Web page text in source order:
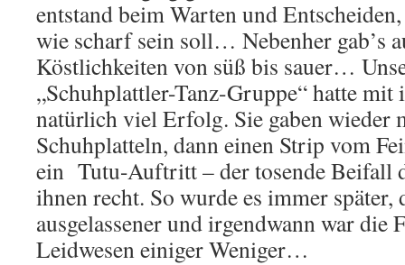
entstand beim Warten und
wie scharf sein soll… Nebenher gab’s
Köstlichkeiten von süß bis sauer…
„Schuhplattler-Tanz-Gruppe“ hatte mit
natürlich viel Erfolg. Sie gaben wieder
Schuhplatteln, dann einen Strip vom
ein Tutu-Auftritt – der tosende Beifall
ihnen recht. So wurde es immer später,
ausgelassener und irgendwann war die
Leidwesen einiger Weniger…